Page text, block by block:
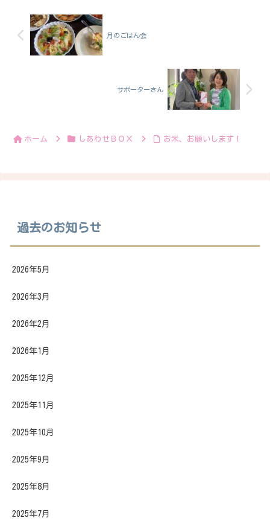
月のごはん会
サポーターさん
ホーム しあわせＢＯＸ お米、お願いします！
過去のお知らせ
2026年5月
2026年3月
2026年2月
2026年1月
2025年12月
2025年11月
2025年10月
2025年9月
2025年8月
2025年7月